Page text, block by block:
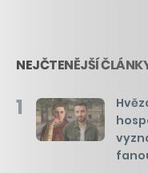
NEJČTENĚJŠÍ
1